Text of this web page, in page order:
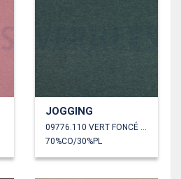
JOGGING
70%CO/30%PL